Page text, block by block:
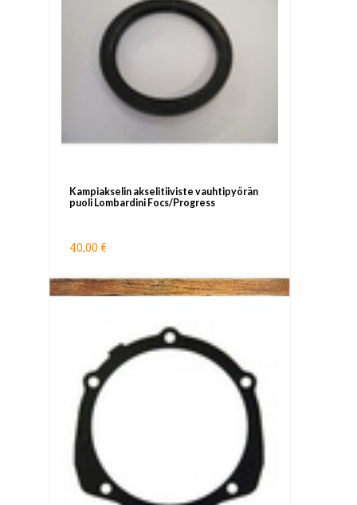
Kampiakselin akselitiiviste vauhtipyörän
puoli Lombardini Focs/Progress
40,00 €